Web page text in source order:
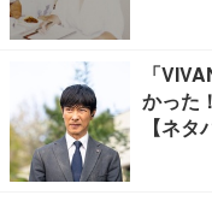
「
かった
【ネタ